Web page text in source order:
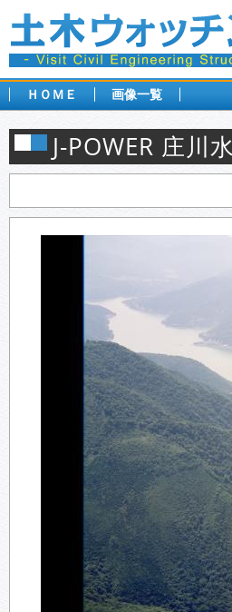
ＨＯＭＥ 画像一覧
J-POWER 庄川